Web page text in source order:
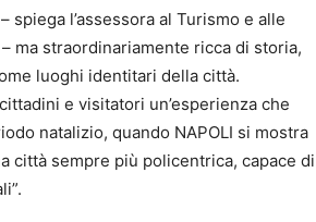
spiega l’assessora al Turismo e alle
ma straordinariamente ricca di storia,
luoghi identitari della città.
e visitatori un’esperienza che
natalizio, quando NAPOLI si mostra
città sempre più policentrica, capace di